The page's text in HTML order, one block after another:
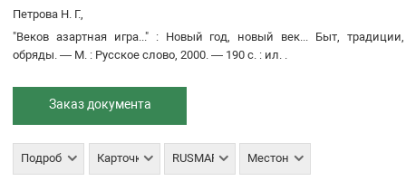
Петрова Н. Г.,
"Веков азартная игра..." :
Новый год, новый век... Быт, традиции,
обряды. — М. : Русское слово, 2000. — 190 с. : ил. .
Заказ документа
Подробнее Карточка RUSMARC Местонахождение